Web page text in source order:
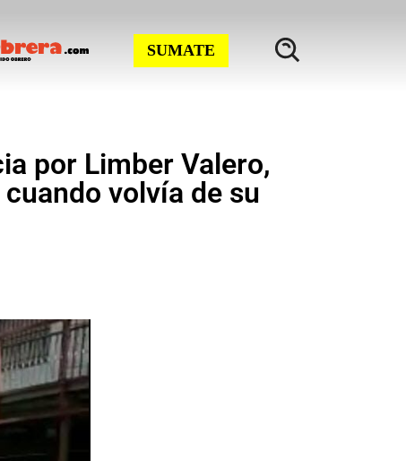
SUMATE
por Limber Valero,
volvía de su